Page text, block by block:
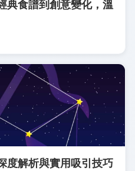
典食譜到創意變化，溫
度解析與實用吸引技巧